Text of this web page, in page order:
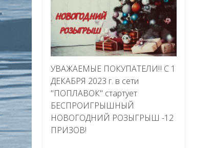
УВАЖАЕМЫЕ ПОКУПАТЕЛИ‼ С 1
ДЕКАБРЯ 2023 г. в сети
"ПОПЛАВОК" стартует
БЕСПРОИГРЫШНЫЙ
НОВОГОДНИЙ РОЗЫГРЫШ -12
ПРИЗОВ!